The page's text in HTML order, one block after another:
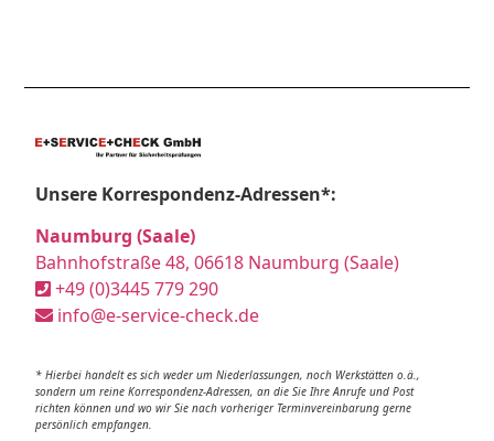
Unsere Korrespondenz-Adressen*:
Naumburg (Saale)
Bahnhofstraße 48, 06618 Naumburg (Saale)
+49 (0)3445 779 290
info@e-service-check.de
* Hierbei handelt es sich weder um Niederlassungen, noch Werkstätten o.ä.,
sondern um reine Korrespondenz-Adressen, an die Sie Ihre Anrufe und Post
richten können und wo wir Sie nach vorheriger Terminvereinbarung gerne
persönlich empfangen.